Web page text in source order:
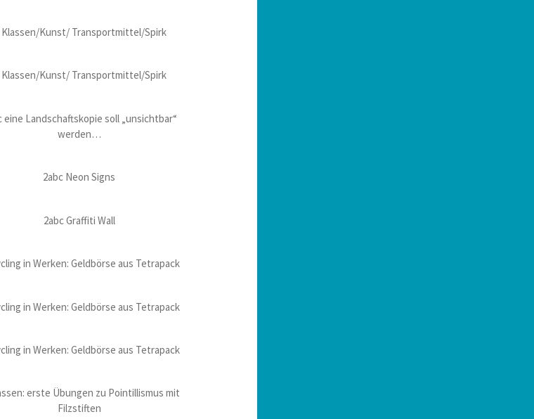
Klassen/Kunst/ Transportmittel/Spirk
Klassen/Kunst/ Transportmittel/Spirk
eine Landschaftskopie soll „unsichtbar“
werden…
2abc Neon Signs
2abc Graffiti Wall
in Werken: Geldbörse aus Tetrapack
in Werken: Geldbörse aus Tetrapack
in Werken: Geldbörse aus Tetrapack
erste Übungen zu Pointillismus mit
Filzstiften